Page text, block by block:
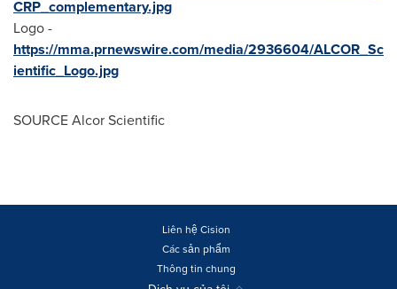
CRP_complementary.jpg
Logo -
https://mma.prnewswire.com/media/2936604/ALCOR_Sc
ientific_Logo.jpg
SOURCE Alcor Scientific
Liên hệ Cision
Các sản phẩm
Thông tin chung